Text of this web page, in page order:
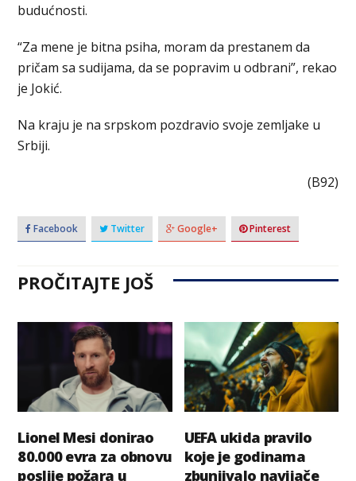
budućnosti.
“Za mene je bitna psiha, moram da prestanem da
pričam sa sudijama, da se popravim u odbrani”, rekao
je Jokić.
Na kraju je na srpskom pozdravio svoje zemljake u
Srbiji.
(B92)
Facebook Twitter Google+ Pinterest
PROČITAJTE JOŠ
Lionel Mesi donirao
80.000 evra za obnovu
poslije požara u
UEFA ukida pravilo
koje je godinama
zbunjivalo navijače